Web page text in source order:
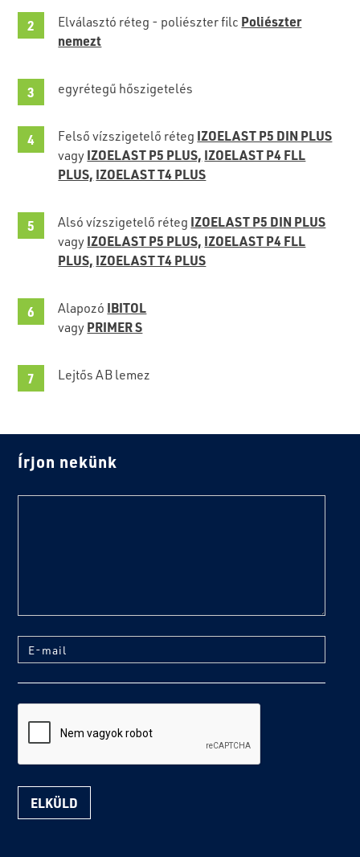
Elválasztó réteg - poliészter filc Poliészter
nemezt
egyrétegű hőszigetelés
Felső vízszigetelő réteg IZOELAST P5 DIN PLUS
vagy IZOELAST P5 PLUS, IZOELAST P4 FLL
PLUS, IZOELAST T4 PLUS
Alsó vízszigetelő réteg IZOELAST P5 DIN PLUS
vagy IZOELAST P5 PLUS, IZOELAST P4 FLL
PLUS, IZOELAST T4 PLUS
Alapozó IBITOL
vagy PRIMER S
Lejtős AB lemez
Írjon nekünk
E-mail